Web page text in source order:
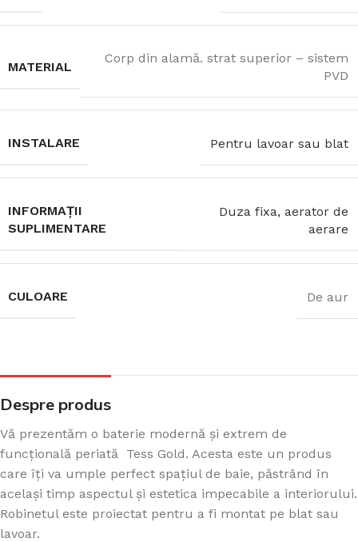
MATERIAL
Corp din alamă. strat superior – sistem
PVD
INSTALARE Pentru lavoar sau blat
INFORMAȚII
SUPLIMENTARE
Duza fixa, aerator de
aerare
CULOARE De aur
Despre produs
Vă prezentăm o baterie modernă și extrem de
funcțională periată Tess Gold. Acesta este un produs
care îți va umple perfect spațiul de baie, păstrând în
același timp aspectul și estetica impecabile a interiorului.
Robinetul este proiectat pentru a fi montat pe blat sau
lavoar.